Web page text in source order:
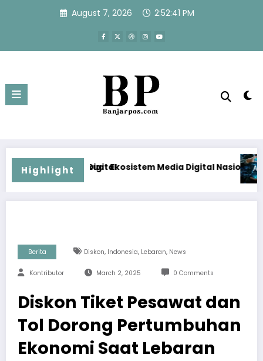
August 7, 2026 2:52:41 PM
Highlight
Ekosistem Media Digital Nasional Hadapi Perang Algoritma
Menjawab Perang
Berita Diskon, Indonesia, Lebaran, News
Kontributor March 2, 2025 0 Comments
Diskon Tiket Pesawat dan
Tol Dorong Pertumbuhan
Ekonomi Saat Lebaran